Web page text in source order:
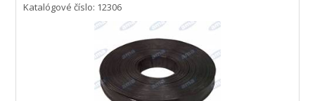
Katalógové číslo: 12306